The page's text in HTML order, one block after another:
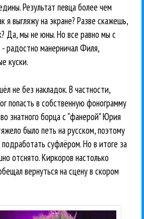
Результат певца более чем
я выгляжу на экране? Разве скажешь,
Да, мы не юны. Но все равно мы с
- радостно манерничал Филя,
куски.
не без накладок. В частности,
попасть в собственную фонограмму
знатного борца с "фанерой" Юрия
было петь на русском, поэтому
суфлёром. Но в итоге за
отснято. Киркоров настолько
вернуться на сцену в скором